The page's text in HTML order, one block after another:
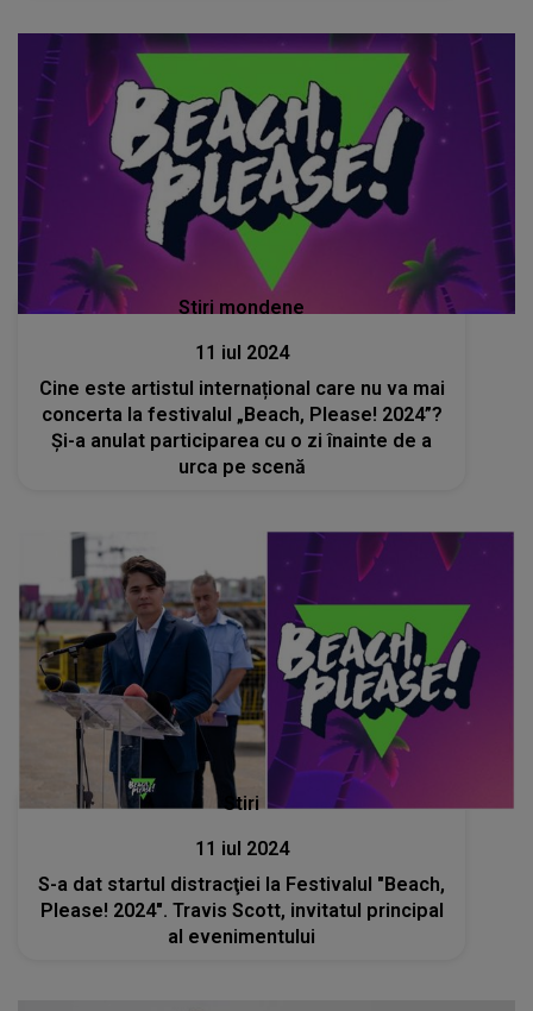
Stiri mondene
11 iul 2024
Cine este artistul internațional care nu va mai
concerta la festivalul „Beach, Please! 2024”?
Și-a anulat participarea cu o zi înainte de a
urca pe scenă
Stiri
11 iul 2024
S-a dat startul distracţiei la Festivalul "Beach,
Please! 2024". Travis Scott, invitatul principal
al evenimentului